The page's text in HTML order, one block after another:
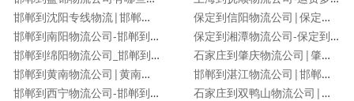
邯郸到沈阳专线物流|邯郸到沈阳物流公司
邯郸到南阳物流公司-邯郸到南阳货运专线
邯郸到绵阳物流公司_邯郸到绵阳物流专线
邯郸到黄南物流公司|黄南专线
邯郸到西宁物流公司-邯郸到西宁货运专线
保定到信阳物流公司|保定到信阳物流专线
保定到湘潭物流公司-保定到湘潭货运专线
石家庄到肇庆物流公司|肇庆专线
邯郸到湛江物流公司|邯郸到湛江物流专线
石家庄到双鸭山物流公司|石家庄到双鸭山货运专线